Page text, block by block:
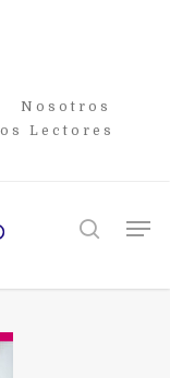
Nosotros
Lectores
search